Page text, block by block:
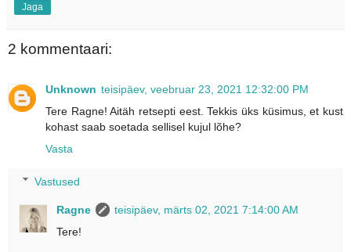
Jaga
2 kommentaari:
Unknown teisipäev, veebruar 23, 2021 12:32:00 PM
Tere Ragne! Aitäh retsepti eest. Tekkis üks küsimus, et kust
kohast saab soetada sellisel kujul lõhe?
Vasta
Vastused
Ragne
teisipäev, märts 02, 2021 7:14:00 AM
Tere!